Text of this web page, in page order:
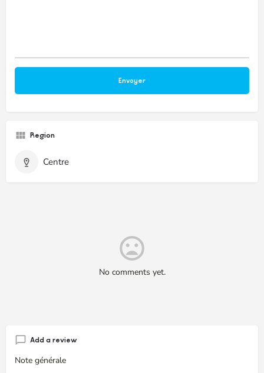
Region
Centre
No comments yet.
Add a review
Note générale